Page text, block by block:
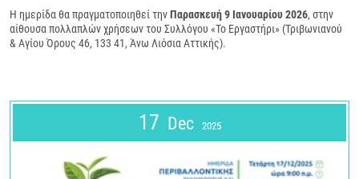
Η ημερίδα θα πραγματοποιηθεί τηνΠαρασκευή 9 Ιανουαρίου 2026, στην
αίθουσα πολλαπλών χρήσεων του Συλλόγου «Το Εργαστήρι» (Τριβωνιανού
& Αγίου Όρους 46, 133 41, Άνω Λιόσια Αττικής).
17 Dec 2025